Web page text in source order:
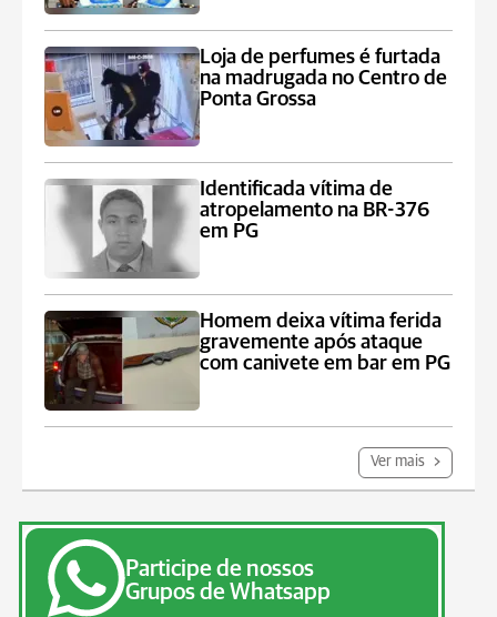
Loja de perfumes é furtada
na madrugada no Centro de
Ponta Grossa
Identificada vítima de
atropelamento na BR-376
em PG
Homem deixa vítima ferida
gravemente após ataque
com canivete em bar em PG
Ver mais
Participe de nossos
Grupos de Whatsapp